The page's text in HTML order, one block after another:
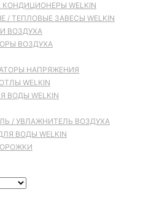
WELKIN
/ ТЕПЛОВЫЕ ЗАВЕСЫ WELKIN
ВОЗДУХА
ВОЗДУХА
НАПРЯЖЕНИЯ
WELKIN
ВОДЫ WELKIN
/ УВЛАЖНИТЕЛЬ ВОЗДУХА
ВОДЫ WELKIN